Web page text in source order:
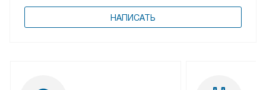
НАПИСАТЬ